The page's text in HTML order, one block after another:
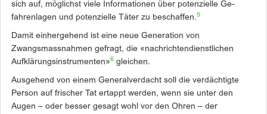
sich auf, möglichst viele Infor­mationen über potenzielle Ge­
fahrenlagen und potenzielle Täter zu ­beschaffen.5
Damit einhergehend ist eine neue Generation von
Zwangsmassnahmen gefragt, die «nachrichtendienstlichen
Aufklärungsinstrumenten»6 gleichen.
Ausgehend von einem Generalverdacht soll die verdächtigte
Person auf frischer Tat ertappt werden, wenn sie unter den
Augen – oder besser gesagt wohl vor den Ohren – der